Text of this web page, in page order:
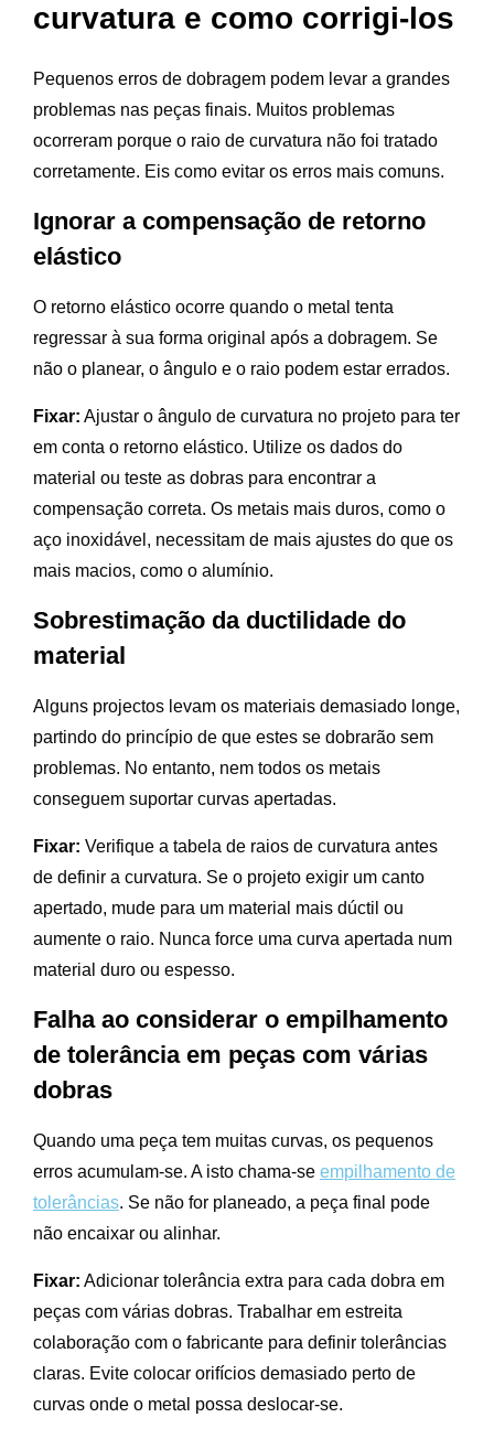
curvatura e como corrigi-los
Pequenos erros de dobragem podem levar a grandes
problemas nas peças finais. Muitos problemas
ocorreram porque o raio de curvatura não foi tratado
corretamente. Eis como evitar os erros mais comuns.
Ignorar a compensação de retorno
elástico
O retorno elástico ocorre quando o metal tenta
regressar à sua forma original após a dobragem. Se
não o planear, o ângulo e o raio podem estar errados.
Fixar: Ajustar o ângulo de curvatura no projeto para ter
em conta o retorno elástico. Utilize os dados do
material ou teste as dobras para encontrar a
compensação correta. Os metais mais duros, como o
aço inoxidável, necessitam de mais ajustes do que os
mais macios, como o alumínio.
Sobrestimação da ductilidade do
material
Alguns projectos levam os materiais demasiado longe,
partindo do princípio de que estes se dobrarão sem
problemas. No entanto, nem todos os metais
conseguem suportar curvas apertadas.
Fixar: Verifique a tabela de raios de curvatura antes
de definir a curvatura. Se o projeto exigir um canto
apertado, mude para um material mais dúctil ou
aumente o raio. Nunca force uma curva apertada num
material duro ou espesso.
Falha ao considerar o empilhamento
de tolerância em peças com várias
dobras
Quando uma peça tem muitas curvas, os pequenos
erros acumulam-se. A isto chama-se empilhamento de
tolerâncias. Se não for planeado, a peça final pode
não encaixar ou alinhar.
Fixar: Adicionar tolerância extra para cada dobra em
peças com várias dobras. Trabalhar em estreita
colaboração com o fabricante para definir tolerâncias
claras. Evite colocar orifícios demasiado perto de
curvas onde o metal possa deslocar-se.